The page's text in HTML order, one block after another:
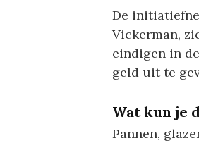
De
Vickerman,
eindigen in
geld uit te
Wat kun je
Pannen,